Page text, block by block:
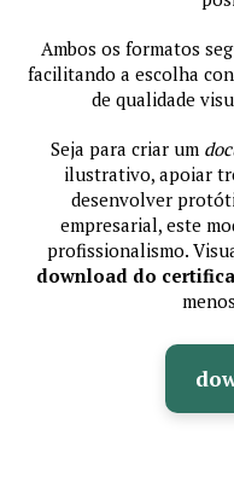
Ambos os formatos
facilitando a escolha
de qualidade
Seja para criar um
ilustrativo, apoiar
desenvolver
empresarial, este
profissionalismo.
download do